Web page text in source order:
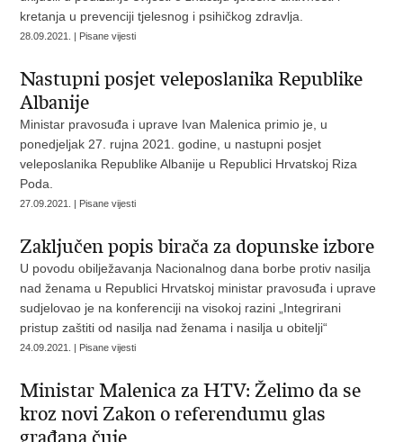
kretanja u prevenciji tjelesnog i psihičkog zdravlja.
28.09.2021. | Pisane vijesti
Nastupni posjet veleposlanika Republike
Albanije
Ministar pravosuđa i uprave Ivan Malenica primio je, u
ponedjeljak 27. rujna 2021. godine, u nastupni posjet
veleposlanika Republike Albanije u Republici Hrvatskoj Riza
Poda.
27.09.2021. | Pisane vijesti
Zaključen popis birača za dopunske izbore
U povodu obilježavanja Nacionalnog dana borbe protiv nasilja
nad ženama u Republici Hrvatskoj ministar pravosuđa i uprave
sudjelovao je na konferenciji na visokoj razini „Integrirani
pristup zaštiti od nasilja nad ženama i nasilja u obitelji“
24.09.2021. | Pisane vijesti
Ministar Malenica za HTV: Želimo da se
kroz novi Zakon o referendumu glas